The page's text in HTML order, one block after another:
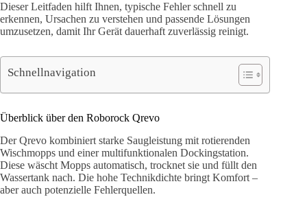
Dieser Leitfaden hilft Ihnen, typische Fehler schnell zu
erkennen, Ursachen zu verstehen und passende Lösungen
umzusetzen, damit Ihr Gerät dauerhaft zuverlässig reinigt.
Schnellnavigation
Überblick über den Roborock Qrevo
Der Qrevo kombiniert starke Saugleistung mit rotierenden
Wischmopps und einer multifunktionalen Dockingstation.
Diese wäscht Mopps automatisch, trocknet sie und füllt den
Wassertank nach. Die hohe Technikdichte bringt Komfort –
aber auch potenzielle Fehlerquellen.